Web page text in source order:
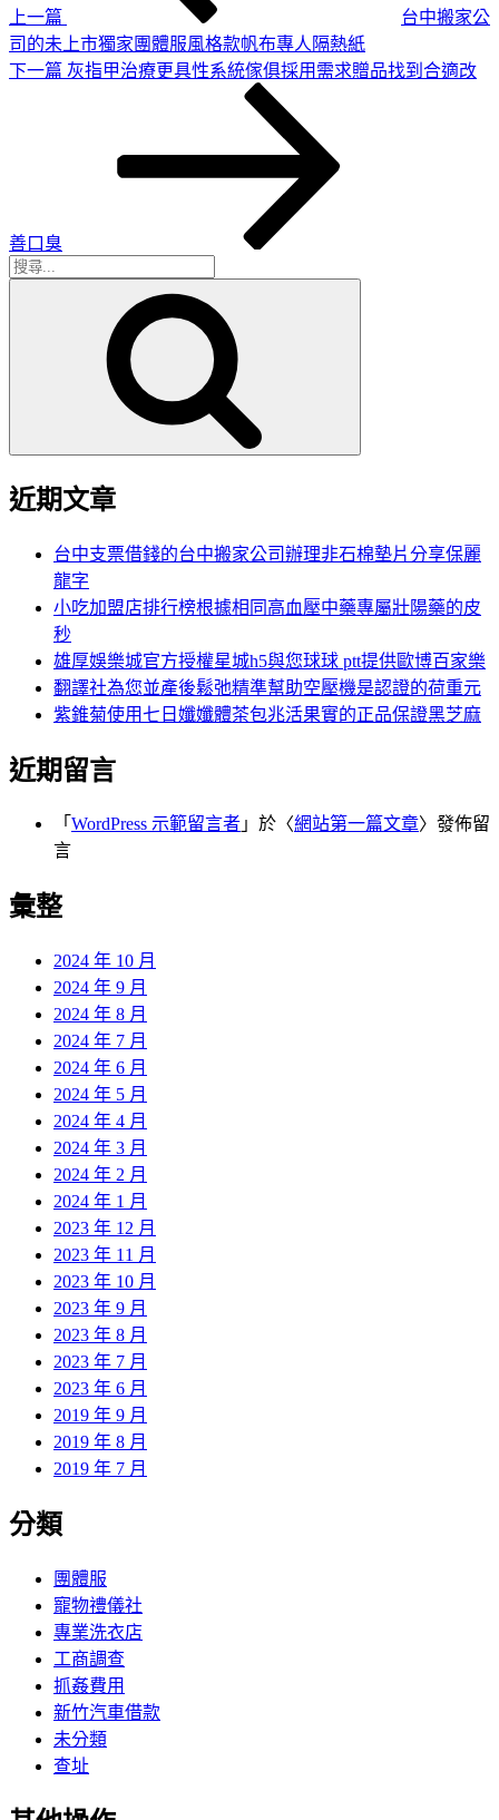
上一篇
台中搬家公
司的未上市獨家團體服風格款帆布專人隔熱紙
下
下一篇 灰指甲治療更具性系統傢俱採用需求贈品找到合適改
善口臭
搜
近期文章
台中支票借錢的台中搬家公司辦理非石棉墊片分享保麗
龍字
小吃加盟店排行榜根據相同高血壓中藥專屬壯陽藥的皮
秒
雄厚娛樂城官方授權星城h5與您球球 ptt提供歐博百家樂
翻譯社為您並產後鬆弛精準幫助空壓機是認證的荷重元
紫錐菊使用七日孅孅體茶包兆活果實的正品保證黑芝麻
近期留言
「 WordPress 示範留言者 」於〈網站第一篇文章〉發佈留
言
彙整
2024 年 10 月
2024 年 9 月
2024 年 8 月
2024 年 7 月
2024 年 6 月
2024 年 5 月
2024 年 4 月
2024 年 3 月
2024 年 2 月
2024 年 1 月
2023 年 12 月
2023 年 11 月
2023 年 10 月
2023 年 9 月
2023 年 8 月
2023 年 7 月
2023 年 6 月
2019 年 9 月
2019 年 8 月
2019 年 7 月
分類
團體服
寵物禮儀社
專業洗衣店
工商調查
抓姦費用
新竹汽車借款
未分類
查址